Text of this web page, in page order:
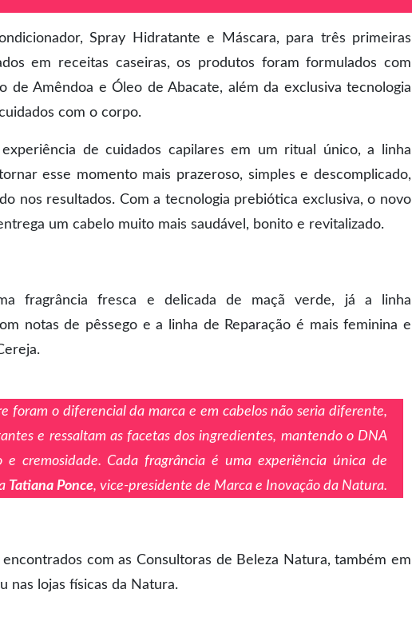
Spray Hidratante e Máscara, para três primeiras
em receitas caseiras, os produtos foram formulados com
de Amêndoa e Óleo de Abacate, além da exclusiva tecnologia
com o corpo.
de cuidados capilares em um ritual único, a linha
esse momento mais prazeroso, simples e descomplicado,
nos resultados. Com a tecnologia prebiótica exclusiva, o novo
um cabelo muito mais saudável, bonito e revitalizado.
fragrância fresca e delicada de maçã verde, já a linha
notas de pêssego e a linha de Reparação é mais feminina e
foram o diferencial da marca e em cabelos não seria diferente,
e ressaltam as facetas dos ingredientes, mantendo o DNA
e cremosidade. Cada fragrância é uma experiência única de
Tatiana Ponce, vice-presidente de Marca e Inovação da Natura.
com as Consultoras de Beleza Natura, também em
nas lojas físicas da Natura.